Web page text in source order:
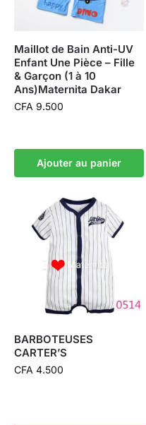
Maillot de Bain Anti-UV
Enfant Une Pièce – Fille
& Garçon (1 à 10
Ans)Maternita Dakar
CFA 9.500
Ajouter au panier
BARBOTEUSES
CARTER’S
CFA 4.500